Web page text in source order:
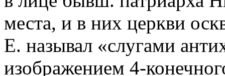
места, и в них церкви
Е. называл «слугами
изображением 4-